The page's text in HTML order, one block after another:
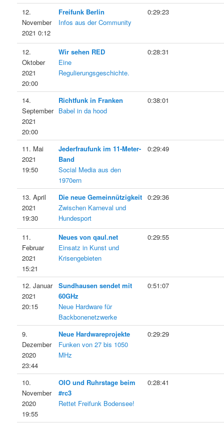
12.
November
2021 0:12
Freifunk Berlin
Infos aus der Community
0:29:23
12.
Oktober
2021
20:00
Wir sehen RED
Eine
Regulierungsgeschichte.
0:28:31
14.
September
2021
20:00
Richtfunk in Franken
Babel in da hood
0:38:01
11. Mai
2021
19:50
Jederfraufunk im 11-Meter-
Band
Social Media aus den
1970ern
0:29:49
13. April
2021
19:30
Die neue Gemeinnützigkeit
Zwischen Karneval und
Hundesport
0:29:36
11.
Februar
2021
15:21
Neues von qaul.net
Einsatz in Kunst und
Krisengebieten
0:29:55
12. Januar
2021
20:15
Sundhausen sendet mit
60GHz
Neue Hardware für
Backbonenetzwerke
0:51:07
9.
Dezember
2020
23:44
Neue Hardwareprojekte
Funken von 27 bis 1050
MHz
0:29:29
10.
November
2020
19:55
OIO und Ruhrstage beim
#rc3
Rettet Freifunk Bodensee!
0:28:41